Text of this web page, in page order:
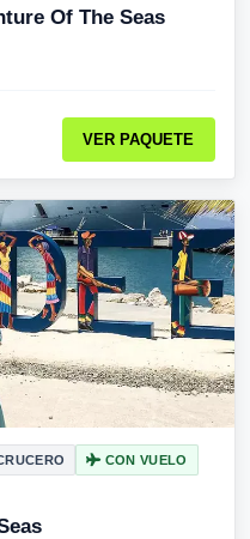
Of The Seas
VER PAQUETE
CON VUELO